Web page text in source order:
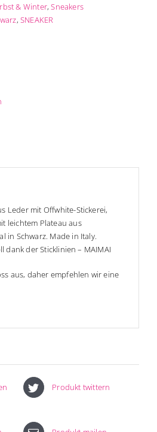
& Winter,Sneakers
,SNEAKER
Leder mit Offwhite-Stickerei,
leichtem Plateau aus
in Schwarz. Made in Italy.
dank der Sticklinien – MAIMAI
aus, daher empfehlen wir eine
Produkt twittern